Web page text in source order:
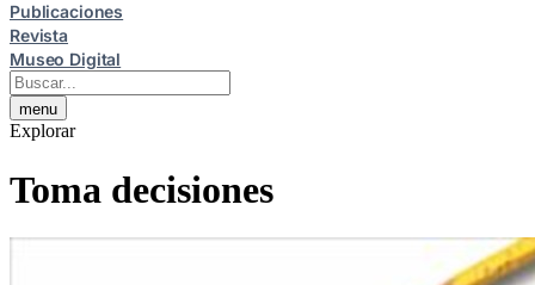
Publicaciones
Revista
Museo Digital
menu
Explorar
Toma decisiones